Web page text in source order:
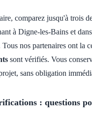
comparez jusqu'à trois
à Digne-les-Bains et
nos partenaires ont la
sont vérifiés. Vous
sans obligation
: questions